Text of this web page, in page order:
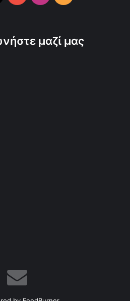
μαζί μας